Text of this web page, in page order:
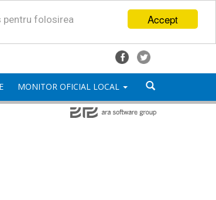
Accept
pentru folosirea
MONITOR OFICIAL LOCAL